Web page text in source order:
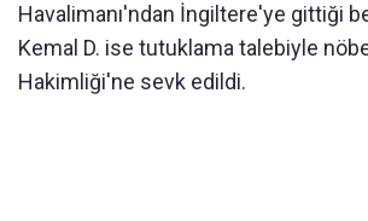
Havalimanı'ndan İngiltere'ye gittiği
Kemal D. ise tutuklama talebiyle
Hakimliği'ne sevk edildi.